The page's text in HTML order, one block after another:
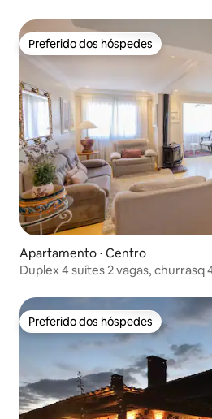
Preferido dos hóspedes
Preferido dos hóspedes
Apartamento ⋅ Centro
Duplex 4 suítes 2
Preferido dos hóspedes
Preferido dos hóspedes